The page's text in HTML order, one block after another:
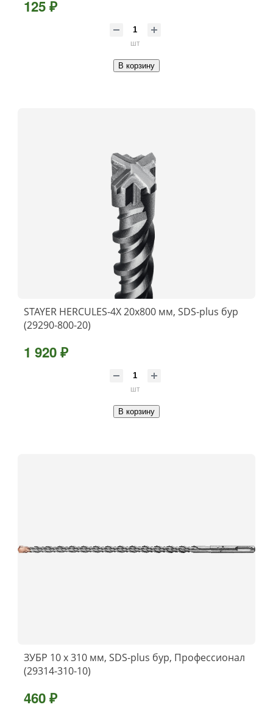
125 ₽
шт
В корзину
STAYER HERCULES-4Х 20x800 мм, SDS-plus бур
(29290-800-20)
1 920 ₽
шт
В корзину
ЗУБР 10 x 310 мм, SDS-plus бур, Профессионал
(29314-310-10)
460 ₽